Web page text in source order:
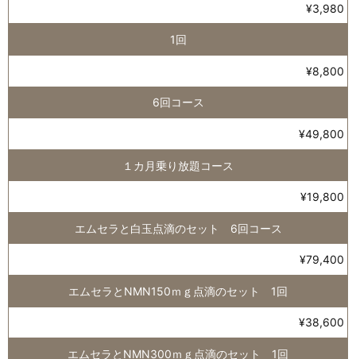
¥3,980
1回
¥8,800
6回コース
¥49,800
１カ月乗り放題コース
¥19,800
エムセラと白玉点滴のセット 6回コース
¥79,400
エムセラとNMN150ｍｇ点滴のセット 1回
¥38,600
エムセラとNMN300ｍｇ点滴のセット 1回